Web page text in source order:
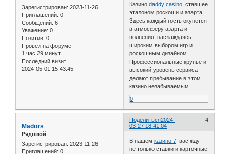
Зарегистрирован: 2023-11-26
Приглашений: 0
Сообщений: 6
Уважение: 0
Позитив: 0
Провел на форуме:
1 час 29 минут
Последний визит:
2024-05-01 15:43:45
Казиноdaddy casino , ставшее
эталоном роскоши и азарта.
Здесь каждый гость окунется
в атмосферу азарта и
волнения, наслаждаясь
широким выбором игр и
роскошным дизайном.
Профессиональные крупье и
высокий уровень сервиса
делают пребывание в этом
казино незабываемым.
0
Поделиться 4
2024-
03-27 18:41:04
Madors
Рядовой
Зарегистрирован: 2023-11-26
Приглашений: 0
В нашемказино 7 вас ждут
не только ставки и карточные